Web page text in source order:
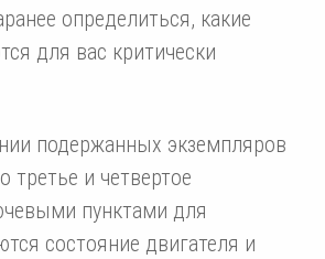
определиться, какие
для вас критически
подержанных экземпляров
третье и четвертое
пунктами для
состояние двигателя и